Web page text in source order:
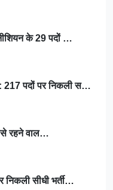
के 29 पदों …
पदों पर निकली स…
रहने वाल…
सीधी भर्ती…